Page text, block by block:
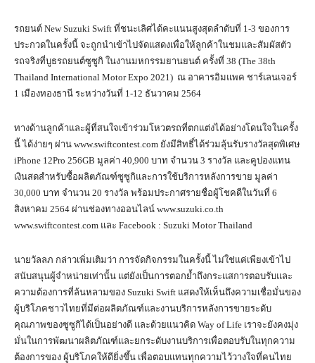
รถยนต์ New Suzuki Swift ที่ชนะเลิศได้คะแนนสูงสุดลำดับที่ 1-3 ของการ
ประกวดในครั้งนี้ จะถูกนำเข้าไปจัดแสดงเพื่อให้ลูกค้าในชมและสัมผัสตัว
รถจริงที่บูธรถยนต์ซูซูกิ ในงานมหกรรมยานยนต์ ครั้งที่ 38 (The 38th
Thailand International Motor Expo 2021) ณ อาคารอิมแพค ชาร์เลนเจอร์
1 เมืองทองธานี ระหว่างวันที่ 1-12 ธันวาคม 2564
ทางด้านลูกค้าและผู้ที่สนใจเข้าร่วมโหวตรถที่ตกแต่งได้อย่างโดนใจในครั้ง
นี้ ได้ง่ายๆ ผ่าน www.swiftcontest.com ยังมีสิทธิ์ได้ร่วมลุ้นรับรางวัลสุดพิเศษ
iPhone 12Pro 256GB มูลค่า 40,900 บาท จำนวน 3 รางวัล และคูปองแทน
เงินสดสำหรับซื้อผลิตภัณฑ์ซูซูกิและการใช้บริการหลังการขาย มูลค่า
30,000 บาท จำนวน 20 รางวัล พร้อมประกาศรายชื่อผู้โชคดีในวันที่ 6
สิงหาคม 2564 ผ่านช่องทางออนไลน์ www.suzuki.co.th
www.swiftcontest.com และ Facebook : Suzuki Motor Thailand
นายวัลลภ กล่าวเพิ่มเติมว่า การจัดกิจกรรมในครั้งนี้ ไม่ใช่แค่เพียงเข้าไป
สนับสนุนผู้จำหน่ายเท่านั้น แต่ยังเป็นการตอกย้ำถึงกระแสการตอบรับและ
ความต้องการที่ล้นหลามของ Suzuki Swift แสดงให้เห็นถึงความเชื่อมั่นของ
ผู้บริโภคชาวไทยที่มีต่อผลิตภัณฑ์และงานบริการหลังการขายระดับ
คุณภาพของซูซูกิได้เป็นอย่างดี และด้วยแนวคิด Way of Life เราจะยังคงมุ่ง
มั่นในการพัฒนาผลิตภัณฑ์และยกระดับงานบริการเพื่อตอบรับในทุกความ
ต้องการของ ผู้บริโภคให้ดียิ่งขึ้น เพื่อตอบแทนทุกความไว้วางใจที่คนไทย